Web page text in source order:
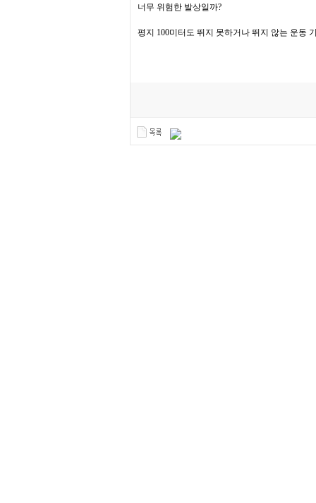
너무 위험한 발상일까?
평지 100미터도 뛰지 못하거나 뛰지 않는 운동